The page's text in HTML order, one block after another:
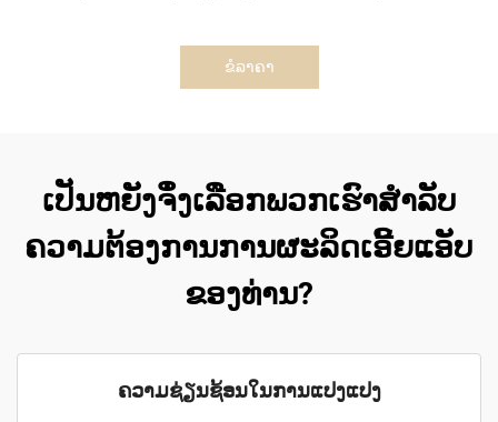
ຂໍລາຄາ
ເປັນຫຍັງຈຶ່ງເລືອກພວກເຮົາສຳລັບ
ຄວາມຕ້ອງການການຜະລິດເອີ້ຍແອັບ
ຂອງທ່ານ?
ຄວາມຊ່ຽນຊ້ອນໃນການແປງແປງ